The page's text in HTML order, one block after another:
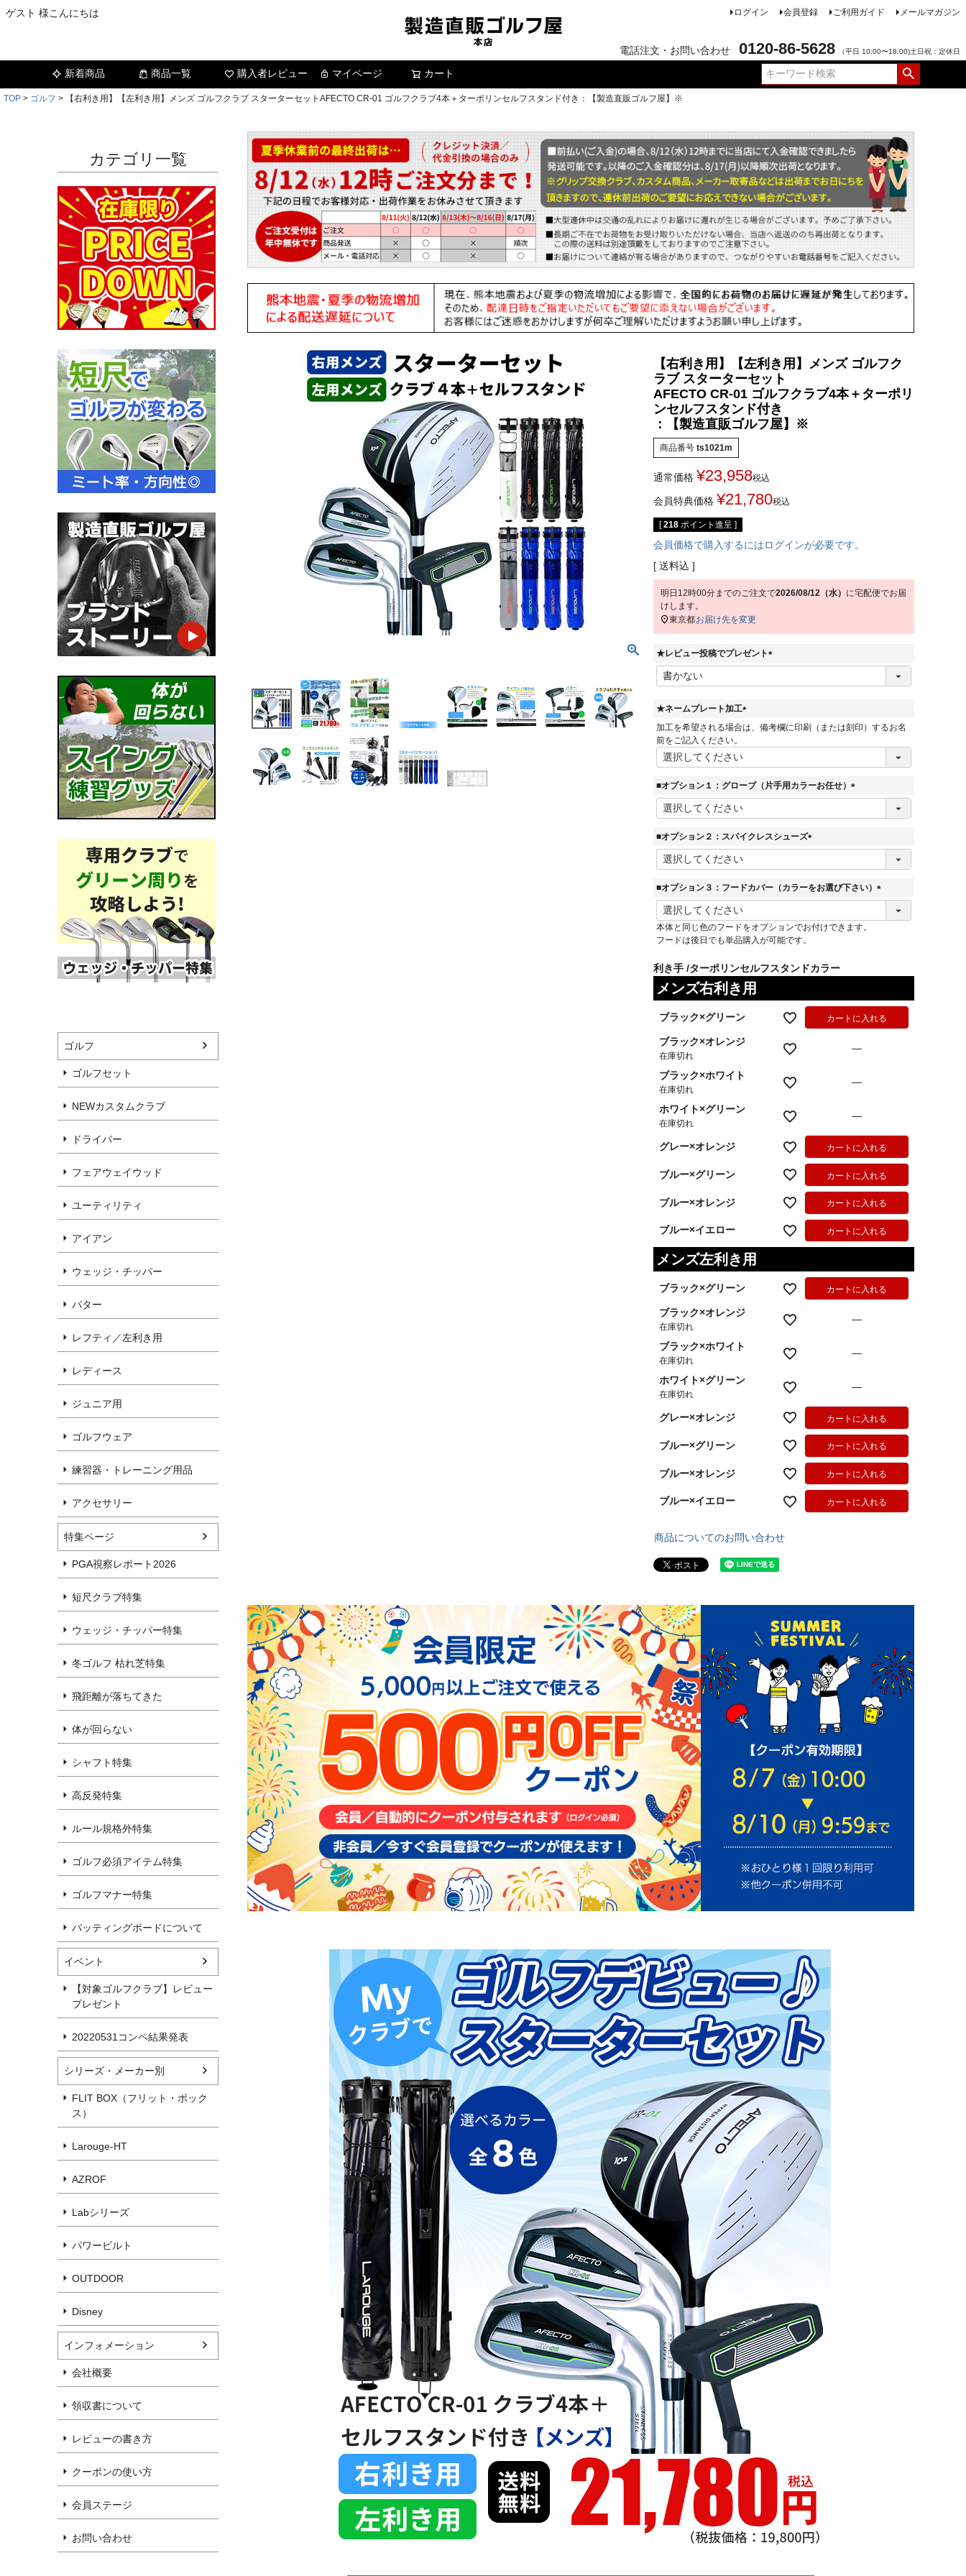
ゲスト 様こんにちは ログイン 会員登録 ご利用ガイド メールマガジン
電話注文・お問い合わせ 0120-86-5628 （平日 10:00〜18:00)土日祝：定休日
新着商品 商品一覧 購入者レビュー マイページ カート
TOP ゴルフ 【右利き用】【左利き用】メンズ ゴルフクラブ スターターセットAFECTO CR-01 ゴルフクラブ4本＋ターポリンセルフスタンド付き：【製造直販ゴルフ屋】※
カテゴリ一覧
ゴルフ
ゴルフセット
NEWカスタムクラブ
ドライバー
フェアウェイウッド
ユーティリティ
アイアン
ウェッジ・チッパー
パター
レフティ／左利き用
レディース
ジュニア用
ゴルフウェア
練習器・トレーニング用品
アクセサリー
特集ページ
PGA視察レポート2026
短尺クラブ特集
ウェッジ・チッパー特集
冬ゴルフ 枯れ芝特集
飛距離が落ちてきた
体が回らない
シャフト特集
高反発特集
ルール規格外特集
ゴルフ必須アイテム特集
ゴルフマナー特集
パッティングボードについて
イベント
【対象ゴルフクラブ】レビュー
プレゼント
20220531コンペ結果発表
シリーズ・メーカー別
FLIT BOX（フリット・ボック
ス）
Larouge-HT
AZROF
Labシリーズ
パワービルト
OUTDOOR
Disney
インフォメーション
会社概要
領収書について
レビューの書き方
クーポンの使い方
会員ステージ
お問い合わせ
【右利き用】【左利き用】メンズ ゴルフク
ラブ スターターセット
AFECTO CR-01 ゴルフクラブ4本＋ターポリ
ンセルフスタンド付き
：【製造直販ゴルフ屋】※
商品番号 ts1021m
通常価格 ¥23,958税込
会員特典価格 ¥21,780税込
[ 218 ポイント進呈 ]
会員価格で購入するにはログインが必要です。
送料込
明日 12時00分までのご注文で2026/08/12（水） に宅配便でお届
けします。
東京都お届け先を変更
★レビュー投稿でプレゼント
(
★ネームプレート加工
(
須
加工を希望される場合は、備考欄に印刷（または刻印）するお名
前をご記入ください。
■オプション１：グローブ（片手用カラーお任せ）
(
■オプション２：スパイクレスシューズ
(
)
■オプション３：フードカバー（カラーをお選び下さい）
(
本体と同じ色のフードをオプションでお付けできます。
フードは後日でも単品購入が可能です。
利き手 ターポリンセルフスタンドカラー
メンズ右利き用
ブラック×グリーン カートに入れる
ブラック×オレンジ
在庫切れ
—
ブラック×ホワイト
在庫切れ
—
ホワイト×グリーン
在庫切れ
—
グレー×オレンジ カートに入れる
ブルー×グリーン カートに入れる
ブルー×オレンジ カートに入れる
ブルー×イエロー カートに入れる
メンズ左利き用
ブラック×グリーン カートに入れる
ブラック×オレンジ
在庫切れ
—
ブラック×ホワイト
在庫切れ
—
ホワイト×グリーン
在庫切れ
—
グレー×オレンジ カートに入れる
ブルー×グリーン カートに入れる
ブルー×オレンジ カートに入れる
ブルー×イエロー カートに入れる
商品についてのお問い合わせ